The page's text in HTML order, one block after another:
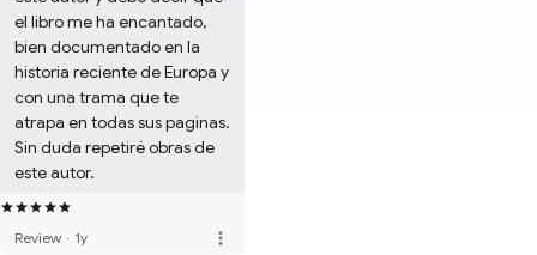
el libro me ha encantado,
bien documentado en la
historia reciente de Europa y
con una trama que te
atrapa en todas sus paginas.
Sin duda repetiré obras de
este autor.
Review · 1y more_vert